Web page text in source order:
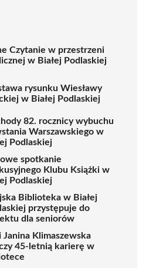
Czytanie w przestrzeni
w Białej Podlaskiej
rysunku Wiesławy
w Białej Podlaskiej
82. rocznicy wybuchu
Warszawskiego w
Podlaskiej
spotkanie
Klubu Książki w
Podlaskiej
Biblioteka w Białej
przystępuje do
dla seniorów
Janina Klimaszewska
45-letnią karierę w